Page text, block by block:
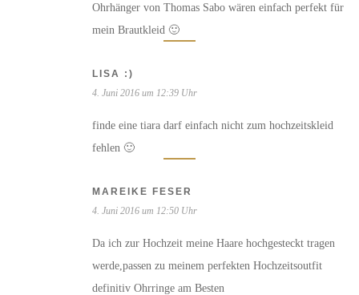
Ohrhänger von Thomas Sabo wären einfach perfekt für
mein Brautkleid 🙂
LISA :)
4. Juni 2016 um 12:39 Uhr
finde eine tiara darf einfach nicht zum hochzeitskleid
fehlen 🙂
MAREIKE FESER
4. Juni 2016 um 12:50 Uhr
Da ich zur Hochzeit meine Haare hochgesteckt tragen
werde,passen zu meinem perfekten Hochzeitsoutfit
definitiv Ohrringe am Besten